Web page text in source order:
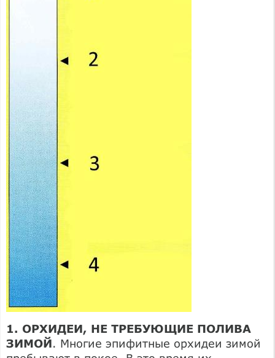
1. ОРХИДЕИ, НЕ ТРЕБУЮЩИЕ ПОЛИВА
ЗИМОЙ. Многие эпифитные орхидеи зимой